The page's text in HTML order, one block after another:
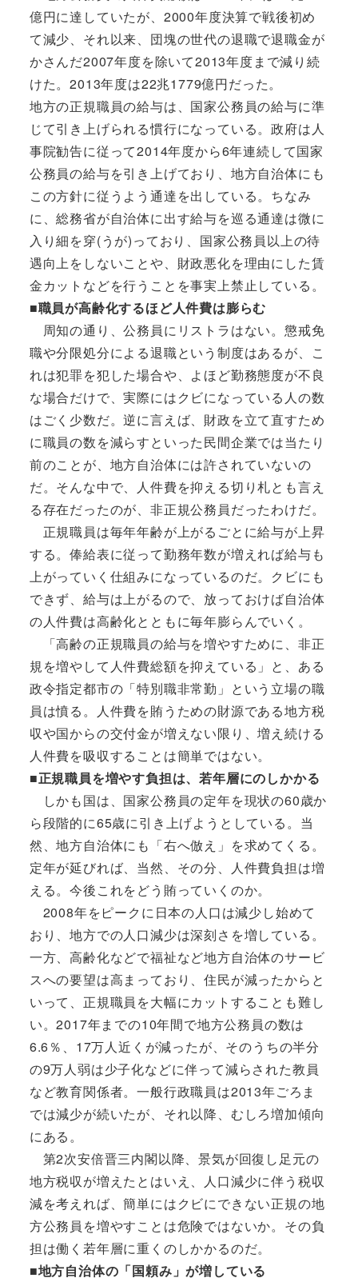
億円に達していたが、2000年度決算で戦後初め
て減少、それ以来、団塊の世代の退職で退職金が
かさんだ2007年度を除いて2013年度まで減り続
けた。2013年度は22兆1779億円だった。
地方の正規職員の給与は、国家公務員の給与に準
じて引き上げられる慣行になっている。政府は人
事院勧告に従って2014年度から6年連続して国家
公務員の給与を引き上げており、地方自治体にも
この方針に従うよう通達を出している。ちなみ
に、総務省が自治体に出す給与を巡る通達は微に
入り細を穿(うが)っており、国家公務員以上の待
遇向上をしないことや、財政悪化を理由にした賃
金カットなどを行うことを事実上禁止している。
■職員が高齢化するほど人件費は膨らむ
周知の通り、公務員にリストラはない。懲戒免
職や分限処分による退職という制度はあるが、こ
れは犯罪を犯した場合や、よほど勤務態度が不良
な場合だけで、実際にはクビになっている人の数
はごく少数だ。逆に言えば、財政を立て直すため
に職員の数を減らすといった民間企業では当たり
前のことが、地方自治体には許されていないの
だ。そんな中で、人件費を抑える切り札とも言え
る存在だったのが、非正規公務員だったわけだ。
正規職員は毎年年齢が上がるごとに給与が上昇
する。俸給表に従って勤務年数が増えれば給与も
上がっていく仕組みになっているのだ。クビにも
できず、給与は上がるので、放っておけば自治体
の人件費は高齢化とともに毎年膨らんでいく。
「高齢の正規職員の給与を増やすために、非正
規を増やして人件費総額を抑えている」と、ある
政令指定都市の「特別職非常勤」という立場の職
員は憤る。人件費を賄うための財源である地方税
収や国からの交付金が増えない限り、増え続ける
人件費を吸収することは簡単ではない。
■正規職員を増やす負担は、若年層にのしかかる
しかも国は、国家公務員の定年を現状の60歳か
ら段階的に65歳に引き上げようとしている。当
然、地方自治体にも「右へ倣え」を求めてくる。
定年が延びれば、当然、その分、人件費負担は増
える。今後これをどう賄っていくのか。
2008年をピークに日本の人口は減少し始めて
おり、地方での人口減少は深刻さを増している。
一方、高齢化などで福祉など地方自治体のサービ
スへの要望は高まっており、住民が減ったからと
いって、正規職員を大幅にカットすることも難し
い。2017年までの10年間で地方公務員の数は
6.6％、17万人近くが減ったが、そのうちの半分
の9万人弱は少子化などに伴って減らされた教員
など教育関係者。一般行政職員は2013年ごろま
では減少が続いたが、それ以降、むしろ増加傾向
にある。
第2次安倍晋三内閣以降、景気が回復し足元の
地方税収が増えたとはいえ、人口減少に伴う税収
減を考えれば、簡単にはクビにできない正規の地
方公務員を増やすことは危険ではないか。その負
担は働く若年層に重くのしかかるのだ。
■地方自治体の「国頼み」が増している